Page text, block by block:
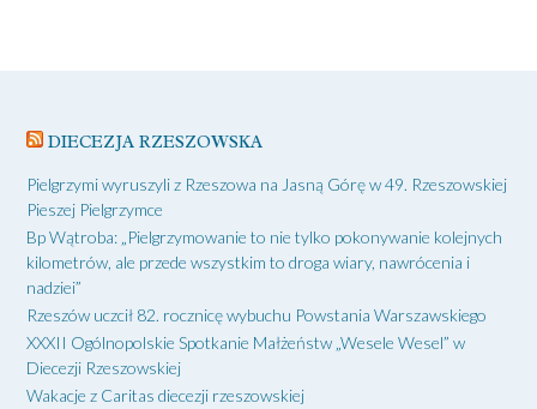
DIECEZJA RZESZOWSKA
Pielgrzymi wyruszyli z Rzeszowa na Jasną Górę w 49. Rzeszowskiej
Pieszej Pielgrzymce
Bp Wątroba: „Pielgrzymowanie to nie tylko pokonywanie kolejnych
kilometrów, ale przede wszystkim to droga wiary, nawrócenia i
nadziei”
Rzeszów uczcił 82. rocznicę wybuchu Powstania Warszawskiego
XXXII Ogólnopolskie Spotkanie Małżeństw „Wesele Wesel” w
Diecezji Rzeszowskiej
Wakacje z Caritas diecezji rzeszowskiej